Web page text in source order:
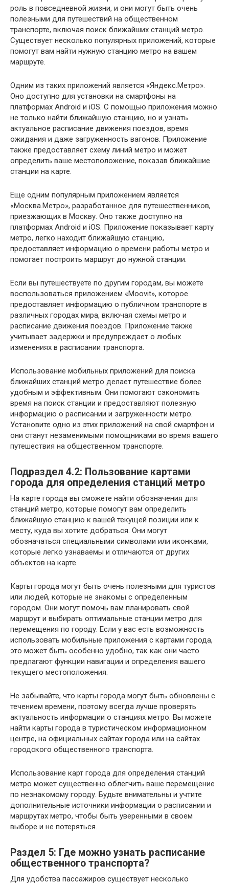
роль в повседневной жизни, и они могут быть очень
полезными для путешествий на общественном
транспорте, включая поиск ближайших станций метро.
Существует несколько популярных приложений, которые
помогут вам найти нужную станцию метро на вашем
маршруте.
Одним из таких приложений является «Яндекс.Метро».
Оно доступно для установки на смартфоны на
платформах Android и iOS. С помощью приложения можно
не только найти ближайшую станцию, но и узнать
актуальное расписание движения поездов, время
ожидания и даже загруженность вагонов. Приложение
также предоставляет схему линий метро и может
определить ваше местоположение, показав ближайшие
станции на карте.
Еще одним популярным приложением является
«Москва.Метро», разработанное для путешественников,
приезжающих в Москву. Оно также доступно на
платформах Android и iOS. Приложение показывает карту
метро, легко находит ближайшую станцию,
предоставляет информацию о времени работы метро и
помогает построить маршрут до нужной станции.
Если вы путешествуете по другим городам, вы можете
воспользоваться приложением «Moovit», которое
предоставляет информацию о публичном транспорте в
различных городах мира, включая схемы метро и
расписание движения поездов. Приложение также
учитывает задержки и предупреждает о любых
изменениях в расписании транспорта.
Использование мобильных приложений для поиска
ближайших станций метро делает путешествие более
удобным и эффективным. Они помогают сэкономить
время на поиск станции и предоставляют полезную
информацию о расписании и загруженности метро.
Установите одно из этих приложений на свой смартфон и
они станут незаменимыми помощниками во время вашего
путешествия на общественном транспорте.
Подраздел 4.2: Пользование картами
города для определения станций метро
На карте города вы сможете найти обозначения для
станций метро, которые помогут вам определить
ближайшую станцию к вашей текущей позиции или к
месту, куда вы хотите добраться. Они могут
обозначаться специальными символами или иконками,
которые легко узнаваемы и отличаются от других
объектов на карте.
Карты города могут быть очень полезными для туристов
или людей, которые не знакомы с определенным
городом. Они могут помочь вам планировать свой
маршрут и выбирать оптимальные станции метро для
перемещения по городу. Если у вас есть возможность
использовать мобильные приложения с картами города,
это может быть особенно удобно, так как они часто
предлагают функции навигации и определения вашего
текущего местоположения.
Не забывайте, что карты города могут быть обновлены с
течением времени, поэтому всегда лучше проверять
актуальность информации о станциях метро. Вы можете
найти карты города в туристическом информационном
центре, на официальных сайтах города или на сайтах
городского общественного транспорта.
Использование карт города для определения станций
метро может существенно облегчить ваше перемещение
по незнакомому городу. Будьте внимательны и учтите
дополнительные источники информации о расписании и
маршрутах метро, чтобы быть уверенными в своем
выборе и не потеряться.
Раздел 5: Где можно узнать расписание
общественного транспорта?
Для удобства пассажиров существует несколько